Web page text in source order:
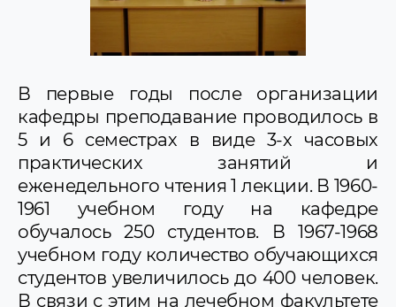
В первые годы после организации
кафедры преподавание проводилось в
5 и 6 семестрах в виде 3-х часовых
практических занятий и
еженедельного чтения 1 лекции. В 1960-
1961 учебном году на кафедре
обучалось 250 студентов. В 1967-1968
учебном году количество обучающихся
студентов увеличилось до 400 человек.
В связи с этим на лечебном факультете